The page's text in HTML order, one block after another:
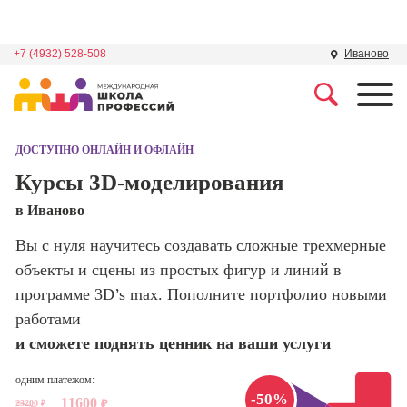
+7 (4932) 528-508 Иваново
Школа дизайна
программирования
Школа психологии
Школа актерского
продвижение
сайтов)
Профессия
Профессия
Менеджер по
ДОСТУПНО ОНЛАЙН И ОФЛАЙН
Курсы 3D-моделирования
в Иваново
Вы с нуля научитесь создавать сложные трехмерные
объекты и сцены из простых фигур и линий в
программе 3D’s max. Пополните портфолио новыми
работами
и сможете поднять ценник на ваши услуги
-50%
одним платежом:
23200 ₽ 11600 ₽